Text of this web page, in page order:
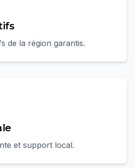
de la région garantis.
et support local.